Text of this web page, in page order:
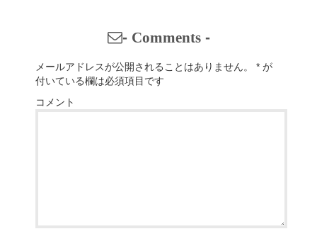
- Comments-
メールアドレスが公開されることはありません。 * が
付いている欄は必須項目です
コメント